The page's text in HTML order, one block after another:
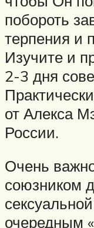
побороть
терпения и
Изучите и
2-3 дня
от Алекса
России.
Очень
союзником
очередным